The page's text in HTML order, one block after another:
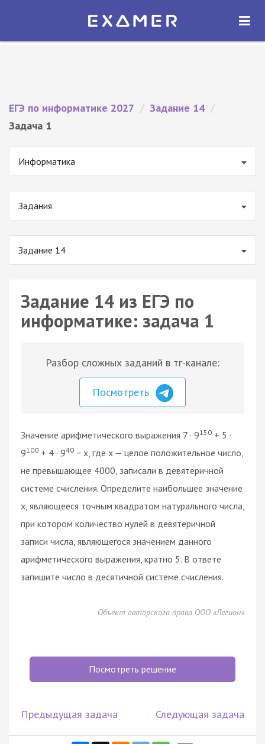
Экзамер — ЕГЭ 2027
ОТКРЫТЬ
ЕГЭ по информатике 2027 / Задание 14 /
Задача 1
Информатика
Задания
Задание 14
Задание 14 из ЕГЭ по
информатике: задача 1
Разбор сложных заданий в тг-канале:
Посмотреть
Значение арифметического выражения 7 · 9150 + 5 ·
9100 + 4 · 940 − x, где x — целое положительное число,
не превышающее 4000, записали в девятеричной
системе счисления. Определите наибольшее значение
x, являющееся точным квадратом натурального числа,
при котором количество нулей в девятеричной
записи числа, являющегося значением данного
арифметического выражения, кратно 5. В ответе
запишите число в десятичной системе счисления.
Объект авторского права ООО «Легион»
Посмотреть решение
Предыдущая задача Следующая задача